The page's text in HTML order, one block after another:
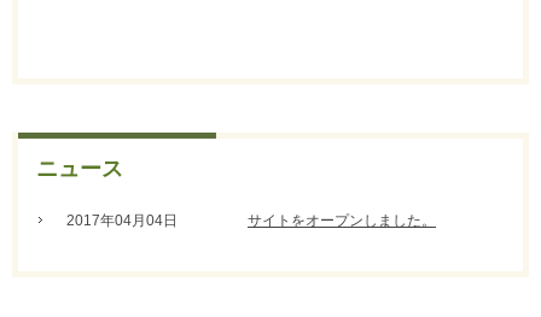
ニュース
2017年04月04日 サイトをオープンしました。